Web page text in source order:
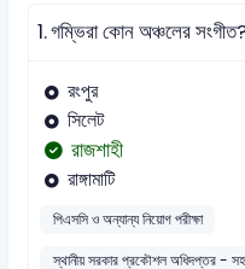
1.গম্ভিরা কোন অঞ্চলের
রংপুর
সিলেট
রাজশাহী
রাঙ্গামাটি
পিএসসি ও অন্যান্য নিয়োগ পরীক্ষা
স্থানীয় সরকার প্রকৌশল অধিদপ্তর -